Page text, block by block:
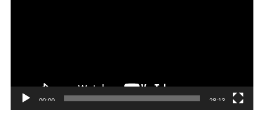
00:00 28:13